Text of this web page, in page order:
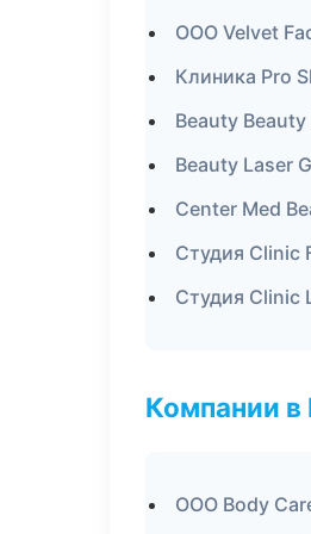
ООО Velvet
Клиника Pro
Beauty
Beauty Laser
Center Med
Студия Clinic
Студия Clinic
Компании в
ООО Body